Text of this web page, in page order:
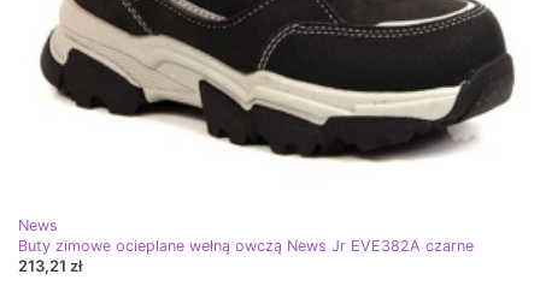
News
Buty zimowe ocieplane wełną owczą News Jr EVE382A czarne
213,21 zł